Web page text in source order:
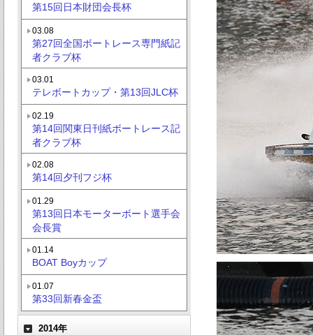
第15回日本財団会長杯
03.08
第27回全国ボートレース専門紙記
者クラブ杯
03.01
テレボートカップ・第13回JLC杯
02.19
第14回関東日刊紙ボートレース記
者クラブ杯
02.08
第14回夕刊フジ杯
01.29
第13回日本モーターボート選手会
会長賞
01.14
BOAT Boyカップ
01.07
第33回新春金盃
2014年